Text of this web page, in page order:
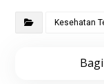
Kesehatan